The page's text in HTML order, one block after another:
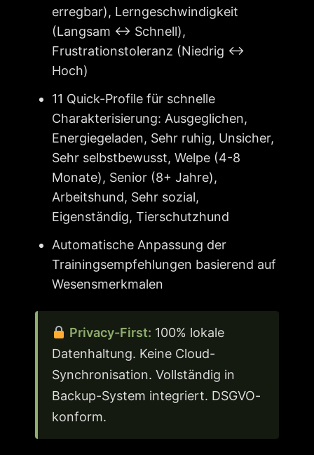
erregbar), Lerngeschwindigkeit
(Langsam ↔ Schnell),
Frustrationstoleranz (Niedrig ↔
Hoch)
11 Quick-Profile für schnelle
Charakterisierung: Ausgeglichen,
Energiegeladen, Sehr ruhig, Unsicher,
Sehr selbstbewusst, Welpe (4-8
Monate), Senior (8+ Jahre),
Arbeitshund, Sehr sozial,
Eigenständig, Tierschutzhund
Automatische Anpassung der
Trainingsempfehlungen basierend auf
Wesensmerkmalen
Privacy-First: 100% lokale
Datenhaltung. Keine Cloud-
Synchronisation. Vollständig in
Backup-System integriert. DSGVO-
konform.